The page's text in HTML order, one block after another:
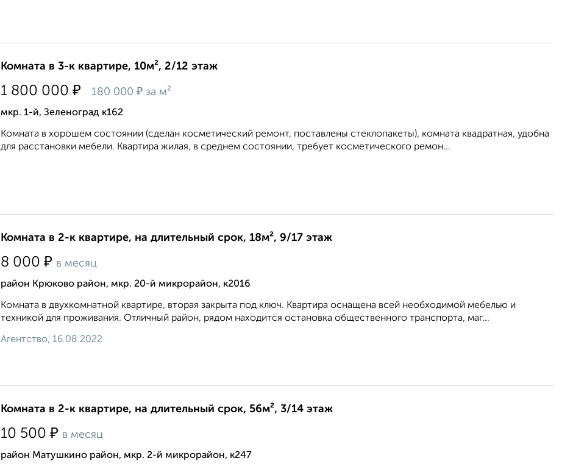
Комната в 3-к квартире, 10м², 2/12 этаж
1 800 000 ₽ 180 000 ₽ за м²
мкр. 1-й, Зеленоград к162
Комната в хорошем состоянии (сделан косметический ремонт, поставлены стеклопакеты), комната квадратная, удобна
для расстановки мебели. Квартира жилая, в среднем состоянии, требует косметического ремон...
Комната в 2-к квартире, на длительный срок, 18м², 9/17 этаж
8 000 ₽ в месяц
район Крюково район, мкр. 20-й микрорайон, к2016
Комната в двухкомнатной квартире, вторая закрыта под ключ. Квартира оснащена всей необходимой мебелью и
техникой для проживания. Отличный район, рядом находится остановка общественного транспорта, маг...
Агентство, 16.08.2022
Комната в 2-к квартире, на длительный срок, 56м², 3/14 этаж
10 500 ₽ в месяц
район Матушкино район, мкр. 2-й микрорайон, к247